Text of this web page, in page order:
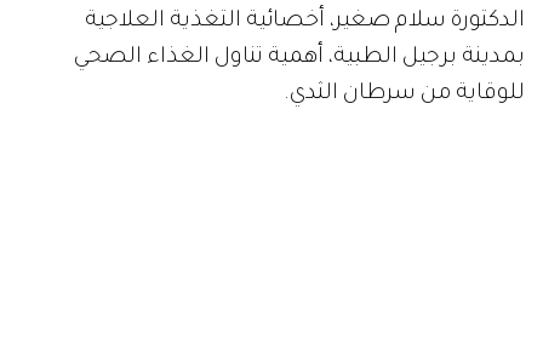
الدكتورة سلام صغير، أخصائية التغذية العلاجية
بمدينة برجيل الطبية، أهمية تناول الغذاء الصحي
للوقاية من سرطان الثدي.